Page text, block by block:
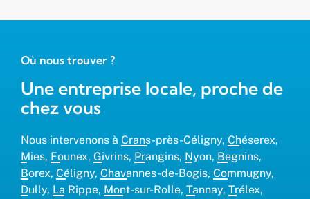
Où nous trouver ?
Une entreprise locale, proche de
chez vous
Nous intervenons à Crans-près-Céligny, Chéserex,
Mies, Founex, Givrins, Prangins, Nyon, Begnins,
Borex, Céligny, Chavannes-de-Bogis, Commugny,
Dully, La Rippe, Mont-sur-Rolle, Tannay, Trélex,